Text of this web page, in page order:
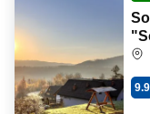
9.9